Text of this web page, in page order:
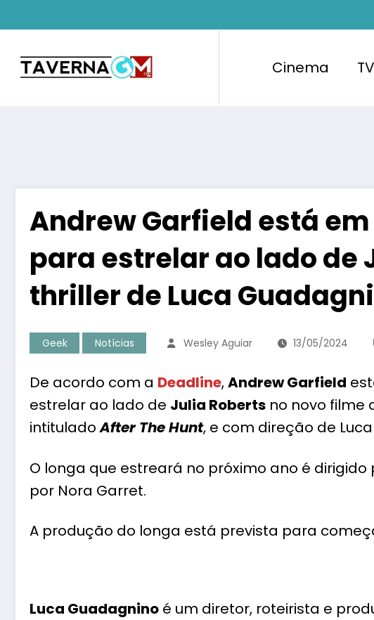
para
conteúdo
Cinema
Andrew Garfield está
para estrelar ao lado de
thriller de Luca
Geek Notícias Wesley Aguiar 13/05/2024
De acordo com a Deadline,Andrew Garfield
estrelar ao lado de Julia Roberts no novo filme
intituladoAfter The Hunt, e com direção de
O longa que estreará no próximo ano é dirigido
por Nora Garret.
A produção do longa está prevista para
Luca Guadagnino é um diretor, roteirista e